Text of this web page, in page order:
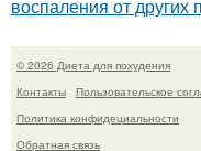
воспаления от других
© 2026 Диета для похудения
Контакты
Пользовательское
Политика конфидециальности
Обратная связь